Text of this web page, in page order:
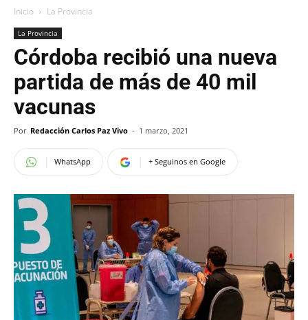
Inicio La Provincia
La Provincia
Córdoba recibió una nueva
partida de más de 40 mil
vacunas
Por Redacción Carlos Paz Vivo - 1 marzo, 2021
WhatsApp + Seguinos en Google